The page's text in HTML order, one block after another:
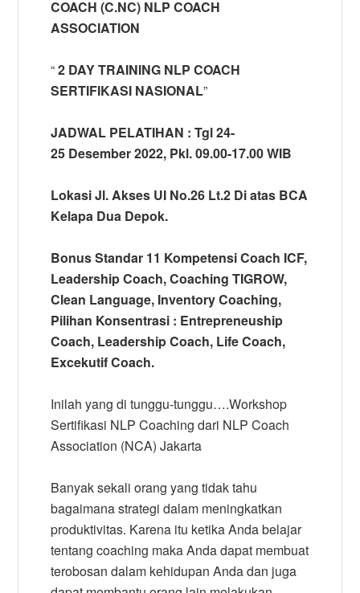
COACH (C.NC) NLP COACH
ASSOCIATION
“2 DAY TRAINING NLP COACH
SERTIFIKASI NASIONAL”
JADWAL PELATIHAN : Tgl 24-
25 Desember 2022, Pkl. 09.00-17.00 WIB
Lokasi Jl. Akses UI No.26 Lt.2 Di atas BCA
Kelapa Dua Depok.
Bonus Standar 11 Kompetensi Coach ICF,
Leadership Coach, Coaching TIGROW,
Clean Language, Inventory Coaching,
Pilihan Konsentrasi : Entrepreneuship
Coach, Leadership Coach, Life Coach,
Excekutif Coach.
Inilah yang di tunggu-tunggu….Workshop
Sertifikasi NLP Coaching dari NLP Coach
Association (NCA) Jakarta
Banyak sekali orang yang tidak tahu
bagaimana strategi dalam meningkatkan
produktivitas. Karena itu ketika Anda belajar
tentang coaching maka Anda dapat membuat
terobosan dalam kehidupan Anda dan juga